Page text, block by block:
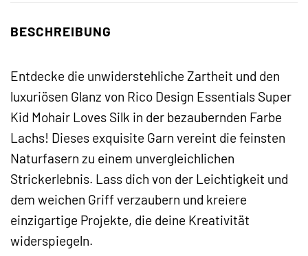
BESCHREIBUNG
Entdecke die unwiderstehliche Zartheit und den
luxuriösen Glanz von Rico Design Essentials Super
Kid Mohair Loves Silk in der bezaubernden Farbe
Lachs! Dieses exquisite Garn vereint die feinsten
Naturfasern zu einem unvergleichlichen
Strickerlebnis. Lass dich von der Leichtigkeit und
dem weichen Griff verzaubern und kreiere
einzigartige Projekte, die deine Kreativität
widerspiegeln.